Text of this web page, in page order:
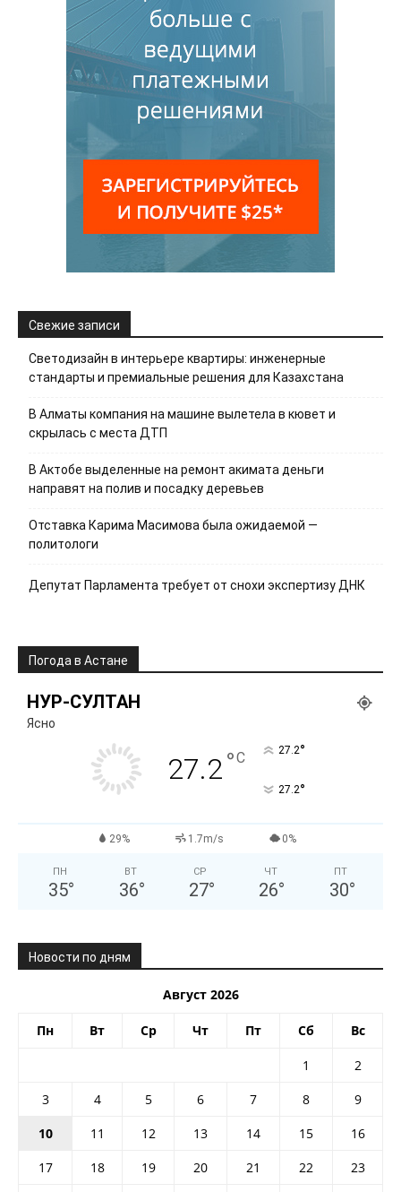
Свежие записи
Светодизайн в интерьере квартиры: инженерные
стандарты и премиальные решения для Казахстана
В Алматы компания на машине вылетела в кювет и
скрылась с места ДТП
В Актобе выделенные на ремонт акимата деньги
направят на полив и посадку деревьев
Отставка Карима Масимова была ожидаемой —
политологи
Депутат Парламента требует от снохи экспертизу ДНК
Погода в Астане
НУР-СУЛТАН
Ясно
27.2°C 27.2°
27.2°
29% 1.7m/s 0%
ПН
35°
ВТ
36°
СР
27°
ЧТ
26°
ПТ
30°
Новости по дням
Август 2026
Пн Вт Ср Чт Пт Сб Вс
1
2
3
4 5 6 7 8
9
10
11 12 13 14 15
16
17
18 19 20 21 22
23